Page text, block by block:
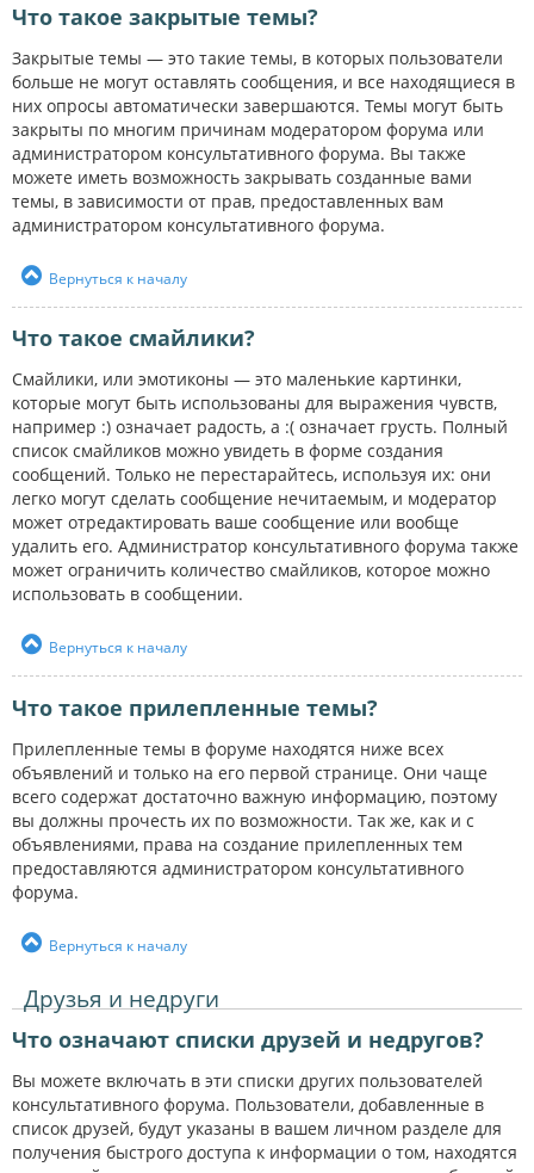
Что такое закрытые темы?
Закрытые темы — это такие темы, в которых пользователи
больше не могут оставлять сообщения, и все находящиеся в
них опросы автоматически завершаются. Темы могут быть
закрыты по многим причинам модератором форума или
администратором консультативного форума. Вы также
можете иметь возможность закрывать созданные вами
темы, в зависимости от прав, предоставленных вам
администратором консультативного форума.
Вернуться к началу
Что такое смайлики?
Смайлики, или эмотиконы — это маленькие картинки,
которые могут быть использованы для выражения чувств,
например :) означает радость, а :( означает грусть. Полный
список смайликов можно увидеть в форме создания
сообщений. Только не перестарайтесь, используя их: они
легко могут сделать сообщение нечитаемым, и модератор
может отредактировать ваше сообщение или вообще
удалить его. Администратор консультативного форума также
может ограничить количество смайликов, которое можно
использовать в сообщении.
Вернуться к началу
Что такое прилепленные темы?
Прилепленные темы в форуме находятся ниже всех
объявлений и только на его первой странице. Они чаще
всего содержат достаточно важную информацию, поэтому
вы должны прочесть их по возможности. Так же, как и с
объявлениями, права на создание прилепленных тем
предоставляются администратором консультативного
форума.
Вернуться к началу
Друзья и недруги
Что означают списки друзей и недругов?
Вы можете включать в эти списки других пользователей
консультативного форума. Пользователи, добавленные в
список друзей, будут указаны в вашем личном разделе для
получения быстрого доступа к информации о том, находятся